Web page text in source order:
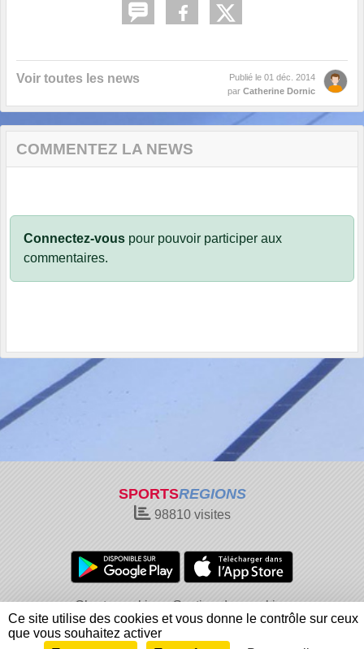
Voir toutes les news Publié le 01 déc. 2014
par Catherine Dornic
COMMENTEZ LA NEWS
Connectez-vous pour pouvoir participer aux
commentaires.
SPORTSREGIONS
98810visites
Charte cookies
Gestion des cookies
Informations légales
Signaler un contenu inapproprié
Ce site utilise des cookies et vous donne le contrôle sur ceux
que vous souhaitez activer